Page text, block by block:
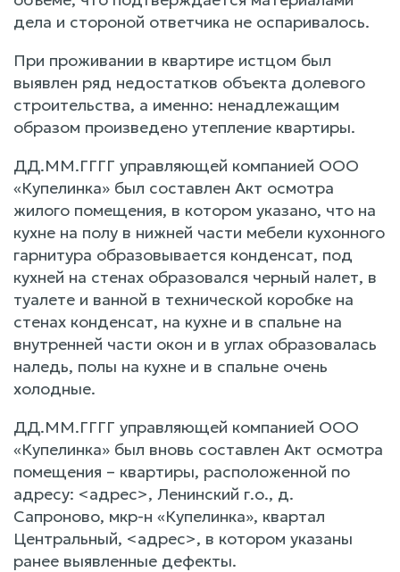
дела и стороной ответчика не оспаривалось.
При проживании в квартире истцом был
выявлен ряд недостатков объекта долевого
строительства, а именно: ненадлежащим
образом произведено утепление квартиры.
ДД.ММ.ГГГГ управляющей компанией ООО
«Купелинка» был составлен Акт осмотра
жилого помещения, в котором указано, что на
кухне на полу в нижней части мебели кухонного
гарнитура образовывается конденсат, под
кухней на стенах образовался черный налет, в
туалете и ванной в технической коробке на
стенах конденсат, на кухне и в спальне на
внутренней части окон и в углах образовалась
наледь, полы на кухне и в спальне очень
холодные.
ДД.ММ.ГГГГ управляющей компанией ООО
«Купелинка» был вновь составлен Акт осмотра
помещения – квартиры, расположенной по
адресу: <адрес>, Ленинский г.о., д.
Сапроново, мкр-н «Купелинка», квартал
Центральный, <адрес>, в котором указаны
ранее выявленные дефекты.